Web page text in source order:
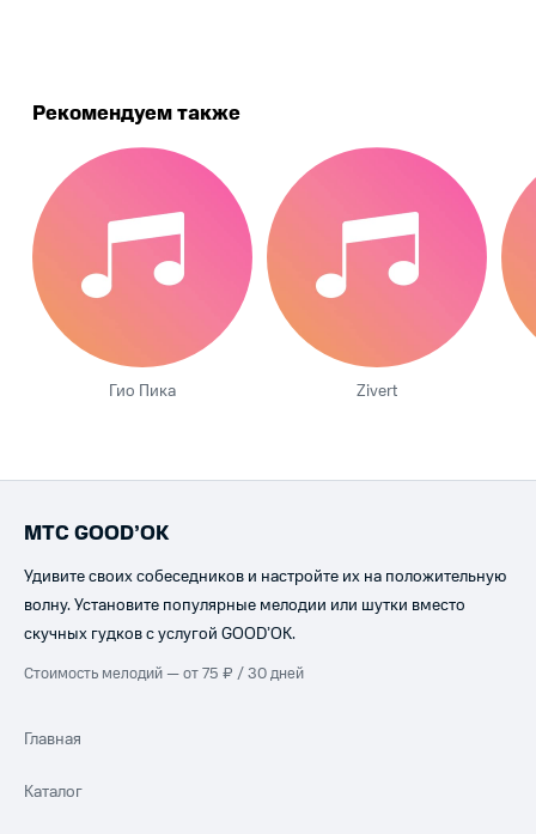
Рекомендуем также
Гио Пика Zivert
МТС GOOD’OK
Удивите своих собеседников и настройте их на положительную
волну. Установите популярные мелодии или шутки вместо
скучных гудков с услугой GOOD’OK.
Стоимость мелодий — от 75 ₽ / 30 дней
Главная
Каталог